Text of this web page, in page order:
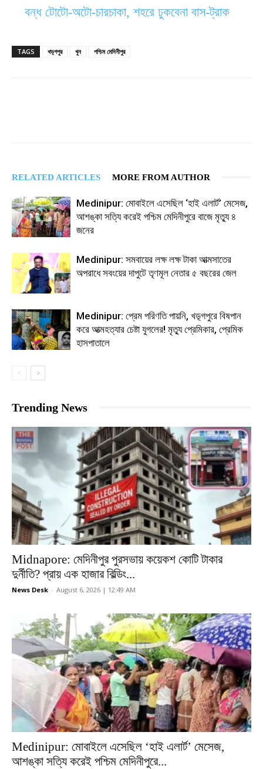
বন্ধ টোটো-অটো-চারচাকা, শহরে ঢুকবেনা বাস-ট্রাক
TAGS খড়্গপুর খুন পশ্চিম মেদিনীপুর
RELATED ARTICLES MORE FROM AUTHOR
Medinipur: মোবাইলে এসেছিল ‘হাই এলার্ট’ মেসেজ,
আশঙ্কা সত্যি করেই পশ্চিম মেদিনীপুরে বাজে মৃত্যু ৪
জনের
Medinipur: সমবায়ের লক্ষ লক্ষ টাকা আত্মসাতের
অপরাধে সবংয়ের দাপুটে তৃণমূল নেতার ৫ বছরের জেল
Medinipur: প্রেম পরিণতি পায়নি, খড়্গপুরে বিষপান
করে আত্মহত্যার চেষ্টা যুগলের! মৃত্যু প্রেমিকার, প্রেমিক
হাসপাতালে
Trending News
Midnapore: মেদিনীপুর পুরসভায় কয়েকশ কোটি টাকার
দুর্নীতি? প্রায় এক হাজার বিল্ডিং...
News Desk - August 6, 2026 | 12:49 AM
Medinipur: মোবাইলে এসেছিল ‘হাই এলার্ট’ মেসেজ,
আশঙ্কা সত্যি করেই পশ্চিম মেদিনীপুরে...